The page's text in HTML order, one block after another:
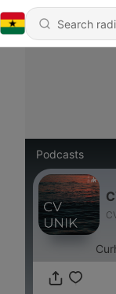
Podcasts